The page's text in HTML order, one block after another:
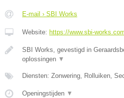
E-mail › SBI Works
Website: https://www.sbi-
SBI Works, gevestigd in
oplossingen ▼
Diensten: Zonwering, Rolluiken,
Openingstijden ▼